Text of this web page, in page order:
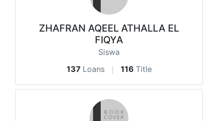
ZHAFRAN AQEEL ATHALLA EL
FIQYA
Siswa
137 Loans 116 Title